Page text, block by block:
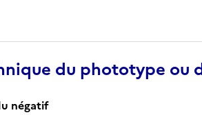
du phototype ou
négatif